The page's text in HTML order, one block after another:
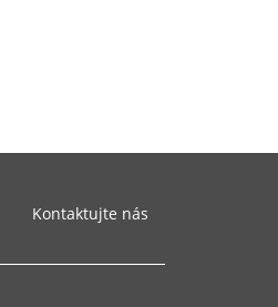
Kontaktujte nás